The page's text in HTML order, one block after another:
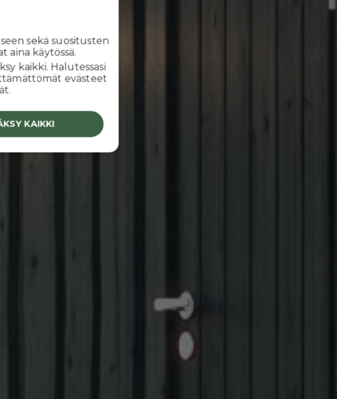
sekä suositusten
aina käytössä.
kaikki. Halutessasi
evästeet
KAIKKI